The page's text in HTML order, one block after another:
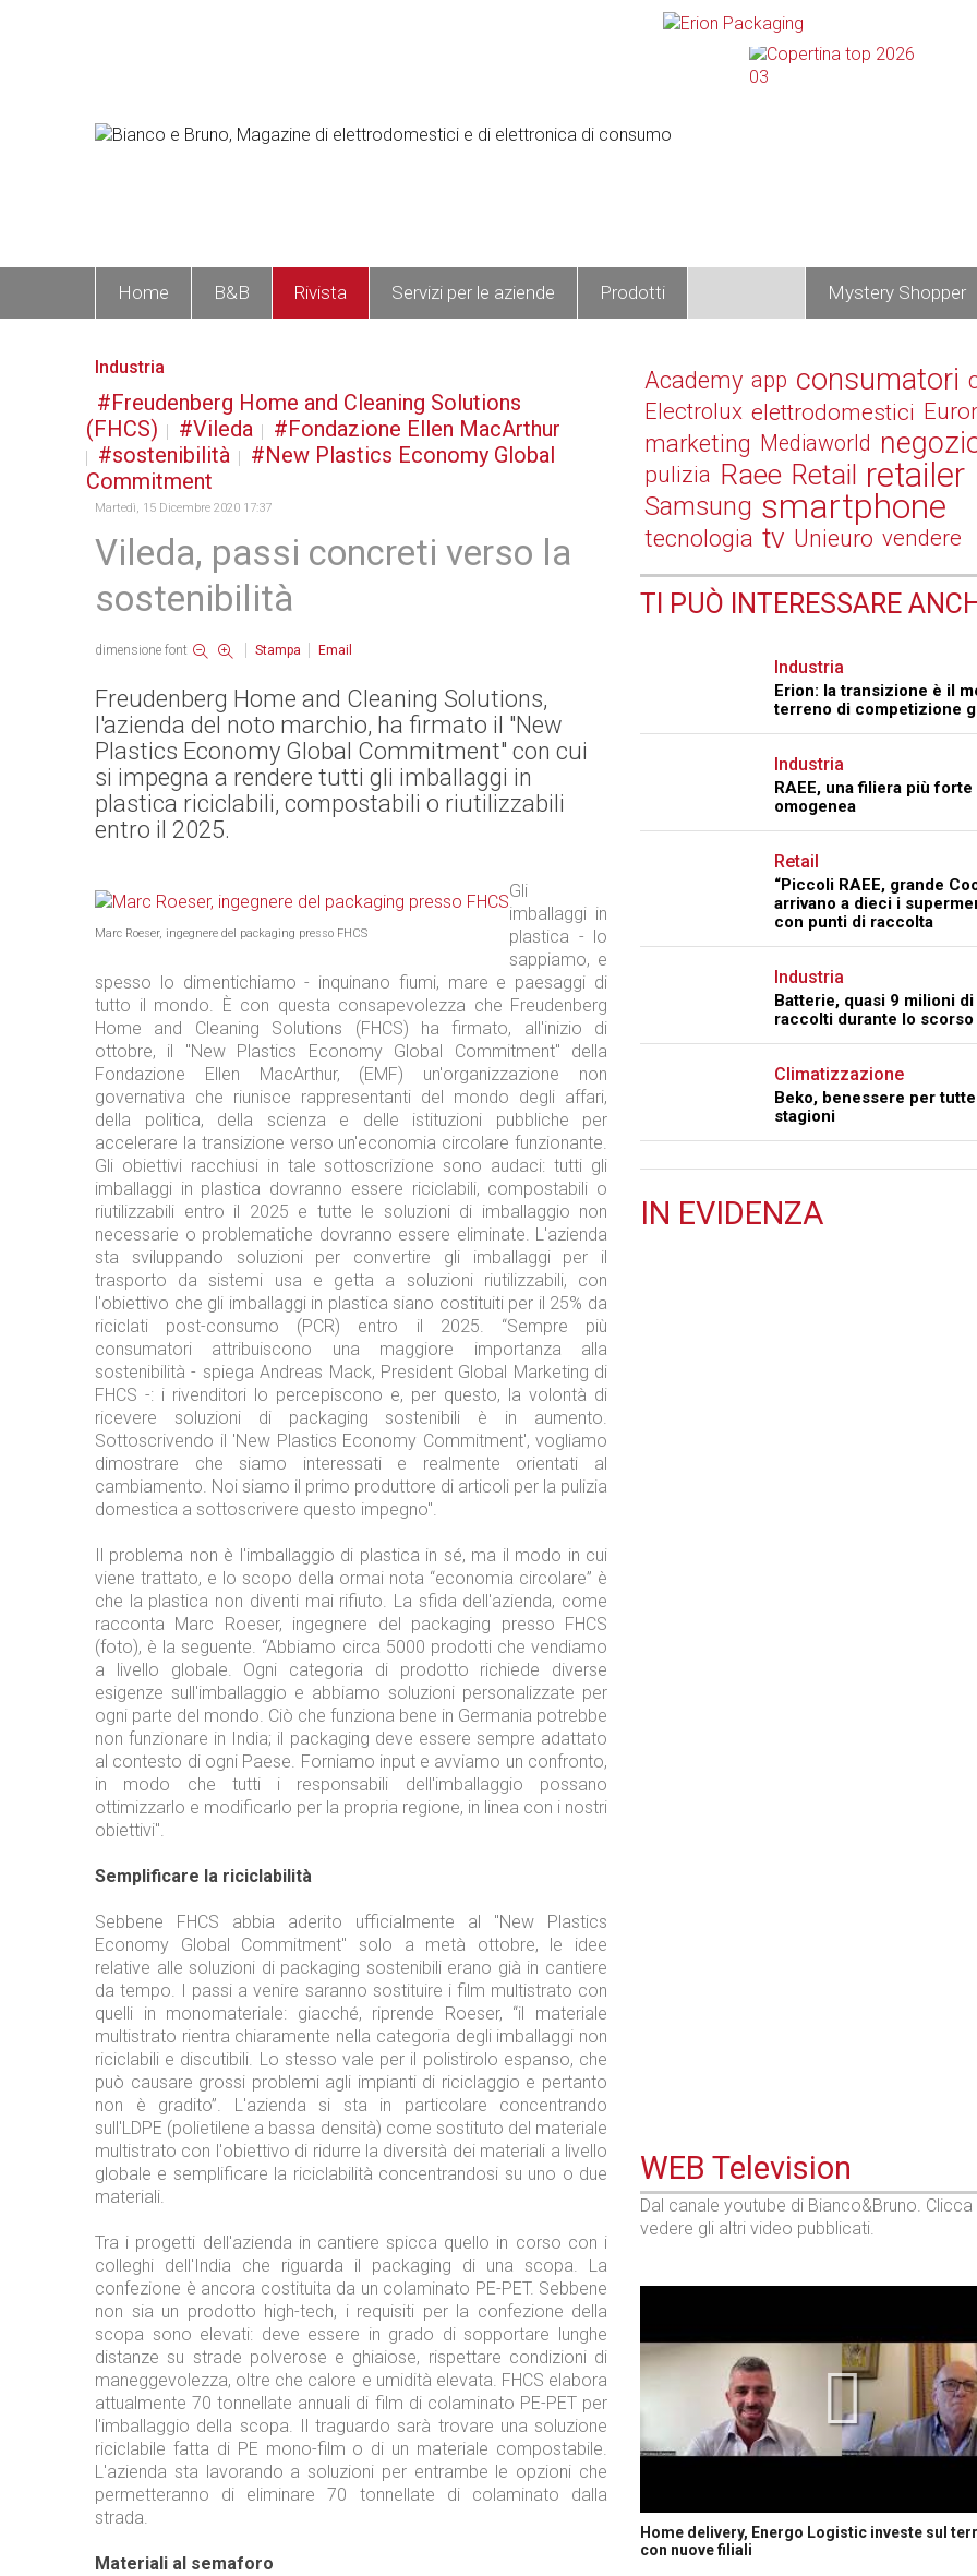
Home B&B Rivista Servizi per le aziende Prodotti Mystery Shopper
Industria
Freudenberg Home and Cleaning Solutions
(FHCS)
Vileda
Fondazione Ellen MacArthur
sostenibilità
New Plastics Economy Global
Commitment
Martedì, 15 Dicembre 2020 17:37
Vileda, passi concreti verso la
sostenibilità
dimensione font Stampa Email
Freudenberg Home and Cleaning Solutions,
l'azienda del noto marchio, ha firmato il "New
Plastics Economy Global Commitment" con cui
si impegna a rendere tutti gli imballaggi in
plastica riciclabili, compostabili o riutilizzabili
entro il 2025.
Marc Roeser, ingegnere del packaging presso FHCS
Gli
imballaggi in
plastica - lo
sappiamo, e
spesso lo dimentichiamo - inquinano fiumi, mare e paesaggi di
tutto il mondo. È con questa consapevolezza che Freudenberg
Home and Cleaning Solutions (FHCS) ha firmato, all'inizio di
ottobre, il "New Plastics Economy Global Commitment" della
Fondazione Ellen MacArthur, (EMF) un'organizzazione non
governativa che riunisce rappresentanti del mondo degli affari,
della politica, della scienza e delle istituzioni pubbliche per
accelerare la transizione verso un'economia circolare funzionante.
Gli obiettivi racchiusi in tale sottoscrizione sono audaci: tutti gli
imballaggi in plastica dovranno essere riciclabili, compostabili o
riutilizzabili entro il 2025 e tutte le soluzioni di imballaggio non
necessarie o problematiche dovranno essere eliminate. L'azienda
sta sviluppando soluzioni per convertire gli imballaggi per il
trasporto da sistemi usa e getta a soluzioni riutilizzabili, con
l'obiettivo che gli imballaggi in plastica siano costituiti per il 25% da
riciclati post-consumo (PCR) entro il 2025. “Sempre più
consumatori attribuiscono una maggiore importanza alla
sostenibilità - spiega Andreas Mack, President Global Marketing di
FHCS -: i rivenditori lo percepiscono e, per questo, la volontà di
ricevere soluzioni di packaging sostenibili è in aumento.
Sottoscrivendo il 'New Plastics Economy Commitment', vogliamo
dimostrare che siamo interessati e realmente orientati al
cambiamento. Noi siamo il primo produttore di articoli per la pulizia
domestica a sottoscrivere questo impegno".
Il problema non è l'imballaggio di plastica in sé, ma il modo in cui
viene trattato, e lo scopo della ormai nota “economia circolare” è
che la plastica non diventi mai rifiuto. La sfida dell'azienda, come
racconta Marc Roeser, ingegnere del packaging presso FHCS
(foto), è la seguente. “Abbiamo circa 5000 prodotti che vendiamo
a livello globale. Ogni categoria di prodotto richiede diverse
esigenze sull'imballaggio e abbiamo soluzioni personalizzate per
ogni parte del mondo. Ciò che funziona bene in Germania potrebbe
non funzionare in India; il packaging deve essere sempre adattato
al contesto di ogni Paese. Forniamo input e avviamo un confronto,
in modo che tutti i responsabili dell'imballaggio possano
ottimizzarlo e modificarlo per la propria regione, in linea con i nostri
obiettivi".
Semplificare la riciclabilità
Sebbene FHCS abbia aderito ufficialmente al "New Plastics
Economy Global Commitment" solo a metà ottobre, le idee
relative alle soluzioni di packaging sostenibili erano già in cantiere
da tempo. I passi a venire saranno sostituire i film multistrato con
quelli in monomateriale: giacché, riprende Roeser, “il materiale
multistrato rientra chiaramente nella categoria degli imballaggi non
riciclabili e discutibili. Lo stesso vale per il polistirolo espanso, che
può causare grossi problemi agli impianti di riciclaggio e pertanto
non è gradito”. L'azienda si sta in particolare concentrando
sull'LDPE (polietilene a bassa densità) come sostituto del materiale
multistrato con l'obiettivo di ridurre la diversità dei materiali a livello
globale e semplificare la riciclabilità concentrandosi su uno o due
materiali.
Tra i progetti dell'azienda in cantiere spicca quello in corso con i
colleghi dell'India che riguarda il packaging di una scopa. La
confezione è ancora costituita da un colaminato PE-PET. Sebbene
non sia un prodotto high-tech, i requisiti per la confezione della
scopa sono elevati: deve essere in grado di sopportare lunghe
distanze su strade polverose e ghiaiose, rispettare condizioni di
maneggevolezza, oltre che calore e umidità elevata. FHCS elabora
attualmente 70 tonnellate annuali di film di colaminato PE-PET per
l'imballaggio della scopa. Il traguardo sarà trovare una soluzione
riciclabile fatta di PE mono-film o di un materiale compostabile.
L'azienda sta lavorando a soluzioni per entrambe le opzioni che
permetteranno di eliminare 70 tonnellate di colaminato dalla
strada.
Materiali al semaforo
Academy app consumatori
Electrolux elettrodomestici
marketing Mediaworld
pulizia Raee Retail retailer
Samsung smartphone
tecnologia tv Unieuro vendere
TI PUÒ INTERESSARE
Industria
Erion: la transizione è il
terreno di competizione
Industria
RAEE, una filiera più forte
omogenea
Retail
“Piccoli RAEE, grande
arrivano a dieci i
con punti di raccolta
Industria
Batterie, quasi 9 milioni di
raccolti durante lo scorso
Climatizzazione
Beko, benessere per
stagioni
IN EVIDENZA
WEB Television
Dal canale youtube di Bianco&Bruno. Clicca
vedere gli altri video pubblicati.
Home delivery, Energo Logistic investe sul
con nuove filiali